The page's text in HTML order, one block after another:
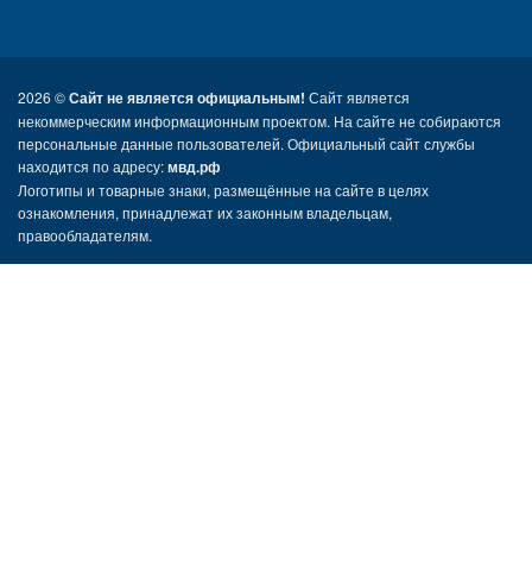
2026 ©Сайт не является официальным! Сайт является
некоммерческим информационным проектом. На сайте не собираются
персональные данные пользователей. Официальный сайт службы
находится по адресу:мвд.рф
Логотипы и товарные знаки, размещённые на сайте в целях
ознакомления, принадлежат их законным владельцам,
правообладателям.